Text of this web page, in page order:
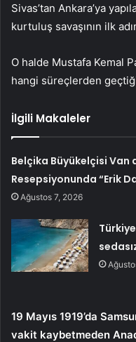
Sivas’tan Ankara’ya
kurtuluş savaşının ilk
O halde Mustafa Kemal
hangi süreçlerden
İlgili Makaleler
Belçika Büyükelçisi Van
Resepsiyonunda “Erik
Ağustos 7, 2026
19 Mayıs 1919’da
vakit kaybetmeden